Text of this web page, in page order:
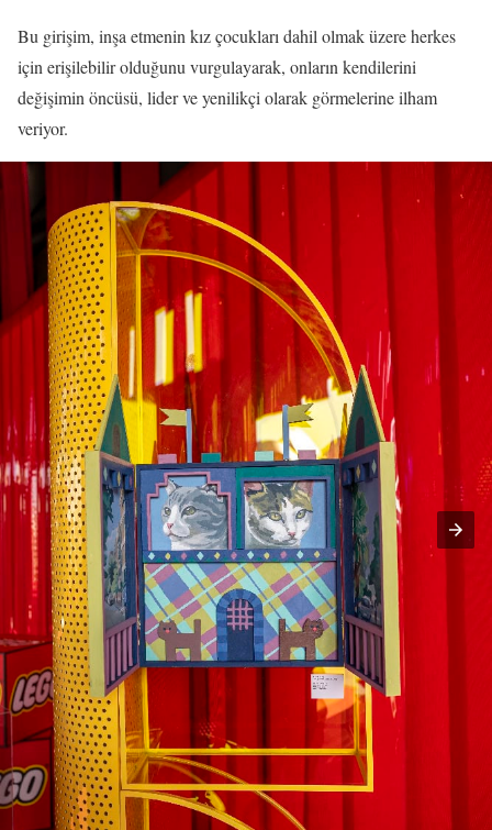
Bu girişim, inşa etmenin kız çocukları dahil olmak üzere herkes
için erişilebilir olduğunu vurgulayarak, onların kendilerini
değişimin öncüsü, lider ve yenilikçi olarak görmelerine ilham
veriyor.